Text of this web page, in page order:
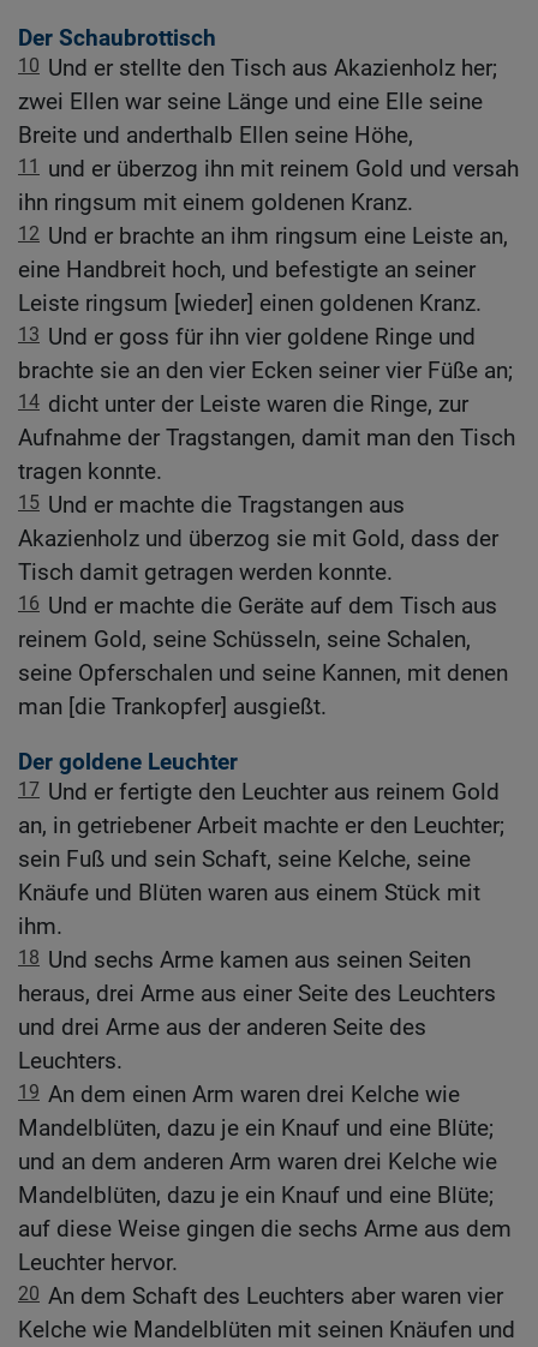
Der Schaubrottisch
10 Und er stellte den Tisch aus Akazienholz her;
zwei Ellen war seine Länge und eine Elle seine
Breite und anderthalb Ellen seine Höhe,
11
und er überzog ihn mit reinem Gold und versah
ihn ringsum mit einem goldenen Kranz.
12 Und er brachte an ihm ringsum eine Leiste an,
eine Handbreit hoch, und befestigte an seiner
Leiste ringsum [wieder] einen goldenen Kranz.
13 Und er goss für ihn vier goldene Ringe und
brachte sie an den vier Ecken seiner vier Füße an;
14 dicht unter der Leiste waren die Ringe, zur
Aufnahme der Tragstangen, damit man den Tisch
tragen konnte.
15 Und er machte die Tragstangen aus
Akazienholz und überzog sie mit Gold, dass der
Tisch damit getragen werden konnte.
16 Und er machte die Geräte auf dem Tisch aus
reinem Gold, seine Schüsseln, seine Schalen,
seine Opferschalen und seine Kannen, mit denen
man [die Trankopfer] ausgießt.
Der goldene Leuchter
17 Und er fertigte den Leuchter aus reinem Gold
an, in getriebener Arbeit machte er den Leuchter;
sein Fuß und sein Schaft, seine Kelche, seine
Knäufe und Blüten waren aus einem Stück mit
ihm.
18 Und sechs Arme kamen aus seinen Seiten
heraus, drei Arme aus einer Seite des Leuchters
und drei Arme aus der anderen Seite des
Leuchters.
19 An dem einen Arm waren drei Kelche wie
Mandelblüten, dazu je ein Knauf und eine Blüte;
und an dem anderen Arm waren drei Kelche wie
Mandelblüten, dazu je ein Knauf und eine Blüte;
auf diese Weise gingen die sechs Arme aus dem
Leuchter hervor.
20 An dem Schaft des Leuchters aber waren vier
Kelche wie Mandelblüten mit seinen Knäufen und